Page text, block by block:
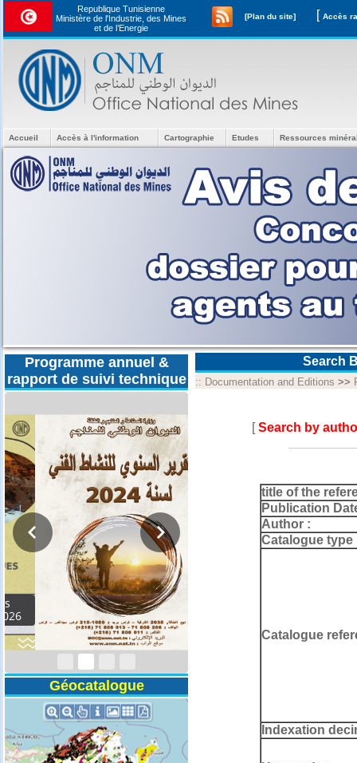
Republique Tunisienne
Ministère de l'Industrie, des Mines
et de l’Energie
[Plan du site] [
Accueil Accès à l'information Cartographie Etudes Ressources
Programme annuel &
rapport de suivi technique
Rapport d'activités
2024
Géocatalogue
Search
:: Documentation and Editions >>
[Search by
title of the
Publication
Author :
Catalogue type
Catalogue
Indexation